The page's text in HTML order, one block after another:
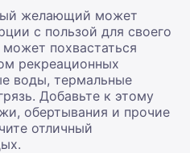
желающий может
с пользой для своего
похвастаться
рекреационных
воды, термальные
Добавьте к этому
обертывания и прочие
отличный